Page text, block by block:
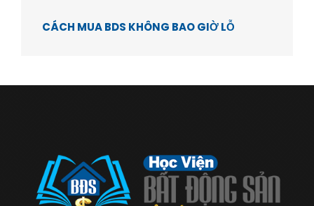
CÁCH MUA BDS KHÔNG BAO GIỜ LỖ